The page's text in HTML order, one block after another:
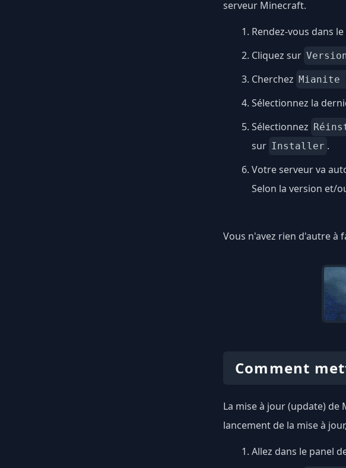
serveur Minecraft.
Rendez-vous dans
Cliquez sur
Cherchez Mianite
Sélectionnez la
Sélectionnez
sur Installer .
Votre serveur va
Selon la version et/
Vous n'avez rien d'autre à
Comment
La mise à jour (update)
lancement de la mise à
Allez dans le panel